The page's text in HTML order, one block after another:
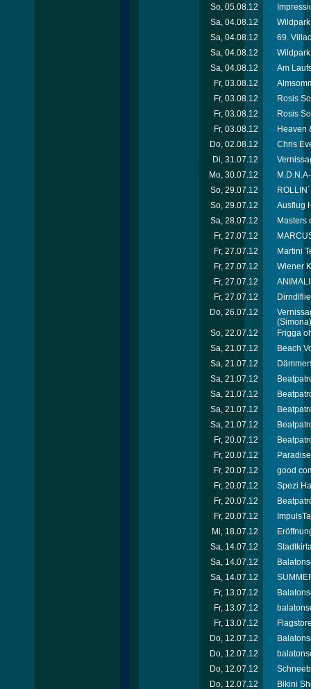
So, 05.08.12
Sa, 04.08.12
Sa, 04.08.12
69.
Sa, 04.08.12
Sa, 04.08.12
Am
Fr, 03.08.12
Fr, 03.08.12
Rosis
Fr, 03.08.12
Rosis
Fr, 03.08.12
Heaven
Do, 02.08.12
Chris
Di, 31.07.12
Mo, 30.07.12
So, 29.07.12
So, 29.07.12
Ausflug
Sa, 28.07.12
Masters
Fr, 27.07.12
Fr, 27.07.12
Martini
Fr, 27.07.12
Wiener
Fr, 27.07.12
Fr, 27.07.12
Do, 26.07.12
(Simona)
So, 22.07.12
Frigga
Sa, 21.07.12
Beach
Sa, 21.07.12
Sa, 21.07.12
Sa, 21.07.12
Sa, 21.07.12
Sa, 21.07.12
Fr, 20.07.12
Fr, 20.07.12
Fr, 20.07.12
good
Fr, 20.07.12
Spezi
Fr, 20.07.12
Fr, 20.07.12
Mi, 18.07.12
Sa, 14.07.12
Sa, 14.07.12
Sa, 14.07.12
Fr, 13.07.12
Fr, 13.07.12
Fr, 13.07.12
Do, 12.07.12
Do, 12.07.12
Do, 12.07.12
Do, 12.07.12
Bikini